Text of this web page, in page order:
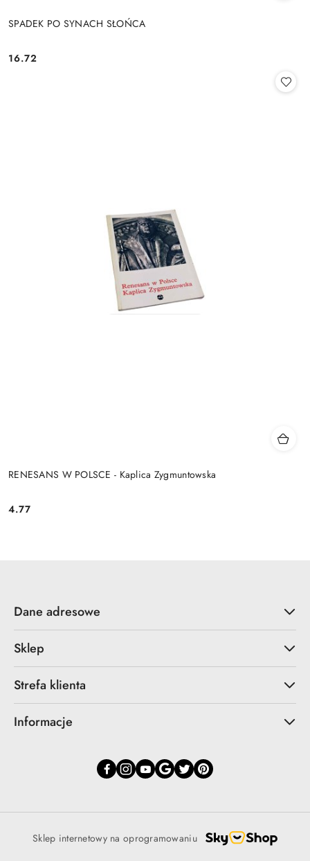
SPADEK PO SYNACH SŁOŃCA
Cena:
16.72
RENESANS W POLSCE - Kaplica Zygmuntowska
Cena:
4.77
Dane adresowe
Sklep
Strefa klienta
Informacje
Sklep internetowy na oprogramowaniu